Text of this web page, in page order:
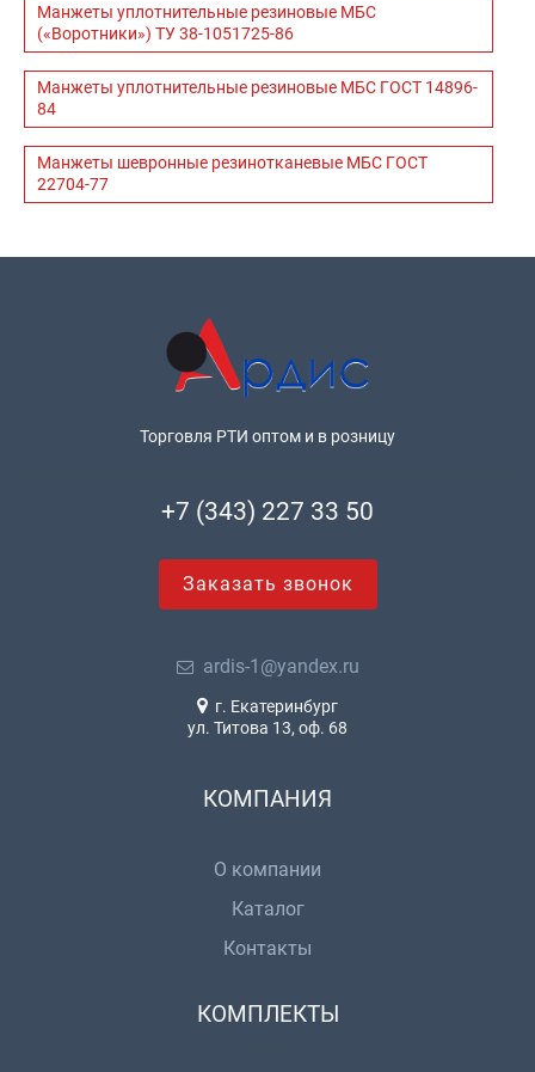
Манжеты уплотнительные резиновые МБС
(«Воротники») ТУ 38-1051725-86
Манжеты уплотнительные резиновые МБС ГОСТ 14896-
84
Манжеты шевронные резинотканевые МБС ГОСТ
22704-77
Торговля РТИ оптом и в розницу
+7 (343) 227 33 50
Заказать звонок
ardis-1@yandex.ru
г. Екатеринбург
ул. Титова 13, оф. 68
КОМПАНИЯ
О компании
Каталог
Контакты
КОМПЛЕКТЫ